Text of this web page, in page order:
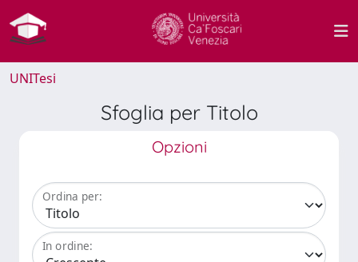
UNITesi
Sfoglia per Titolo
Opzioni
Ordina per:
In ordine: